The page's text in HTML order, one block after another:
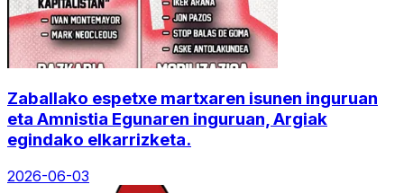
Zaballako espetxe martxaren isunen inguruan
eta Amnistia Egunaren inguruan, Argiak
egindako elkarrizketa.
2026-06-03